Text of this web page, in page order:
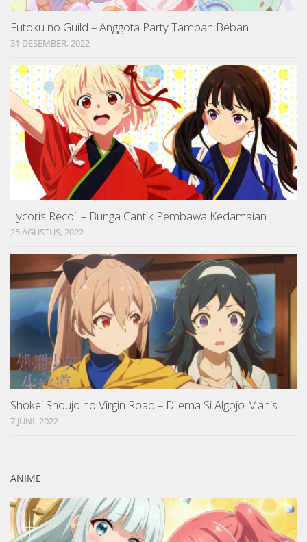
Futoku no Guild – Anggota Party Tambah Beban
31 DESEMBER, 2022
Lycoris Recoil – Bunga Cantik Pembawa Kedamaian
25 AGUSTUS, 2022
Shokei Shoujo no Virgin Road – Dilema Si Algojo Manis
7 JUNI, 2022
ANIME